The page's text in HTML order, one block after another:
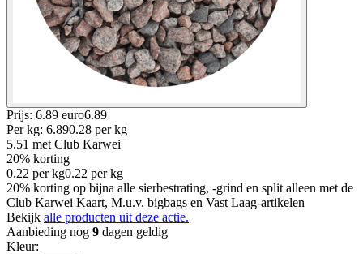
Prijs: 6.89 euro6.89
Per kg: 6.890.28 per kg
5.51 met Club Karwei
20% korting
0.22 per kg0.22 per kg
20% korting op bijna alle sierbestrating, -grind en split alleen met de
Club Karwei Kaart, M.u.v. bigbags en Vast Laag-artikelen
Bekijk alle producten uit deze actie.
Aanbieding nog 9 dagen geldig
Kleur: